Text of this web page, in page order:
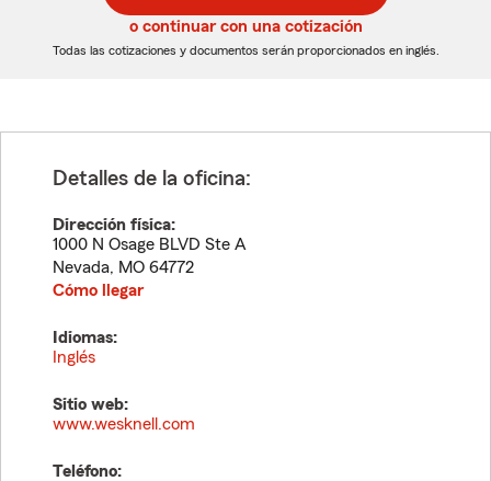
5
dígitos
5
dígitos
o continuar con una cotización
Todas las cotizaciones y documentos serán proporcionados en inglés.
Detalles de la oficina:
Dirección física:
1000 N Osage BLVD Ste A
Nevada, MO 64772
Cómo llegar
Idiomas:
Inglés
Sitio web:
www.wesknell.com
Teléfono: